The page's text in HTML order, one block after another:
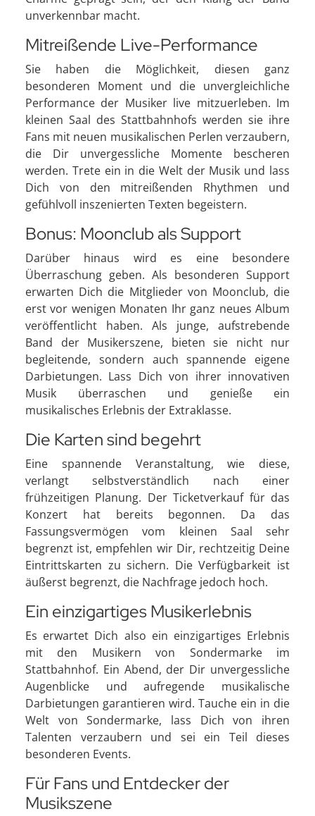
unverkennbar macht.
Mitreißende Live-Performance
Sie haben die Möglichkeit, diesen ganz
besonderen Moment und die unvergleichliche
Performance der Musiker live mitzuerleben. Im
kleinen Saal des Stattbahnhofs werden sie ihre
Fans mit neuen musikalischen Perlen verzaubern,
die Dir unvergessliche Momente bescheren
werden. Trete ein in die Welt der Musik und lass
Dich von den mitreißenden Rhythmen und
gefühlvoll inszenierten Texten begeistern.
Bonus: Moonclub als Support
Darüber hinaus wird es eine besondere
Überraschung geben. Als besonderen Support
erwarten Dich die Mitglieder von Moonclub, die
erst vor wenigen Monaten Ihr ganz neues Album
veröffentlicht haben. Als junge, aufstrebende
Band der Musikerszene, bieten sie nicht nur
begleitende, sondern auch spannende eigene
Darbietungen. Lass Dich von ihrer innovativen
Musik überraschen und genieße ein
musikalisches Erlebnis der Extraklasse.
Die Karten sind begehrt
Eine spannende Veranstaltung, wie diese,
verlangt selbstverständlich nach einer
frühzeitigen Planung. Der Ticketverkauf für das
Konzert hat bereits begonnen. Da das
Fassungsvermögen vom kleinen Saal sehr
begrenzt ist, empfehlen wir Dir, rechtzeitig Deine
Eintrittskarten zu sichern. Die Verfügbarkeit ist
äußerst begrenzt, die Nachfrage jedoch hoch.
Ein einzigartiges Musikerlebnis
Es erwartet Dich also ein einzigartiges Erlebnis
mit den Musikern von Sondermarke im
Stattbahnhof. Ein Abend, der Dir unvergessliche
Augenblicke und aufregende musikalische
Darbietungen garantieren wird. Tauche ein in die
Welt von Sondermarke, lass Dich von ihren
Talenten verzaubern und sei ein Teil dieses
besonderen Events.
Für Fans und Entdecker der
Musikszene